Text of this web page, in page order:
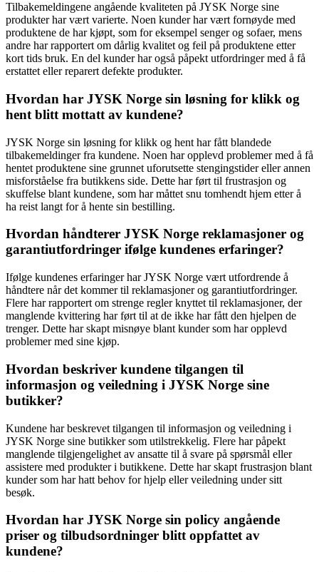
Tilbakemeldingene angående kvaliteten på JYSK Norge sine
produkter har vært varierte. Noen kunder har vært fornøyde med
produktene de har kjøpt, som for eksempel senger og sofaer, mens
andre har rapportert om dårlig kvalitet og feil på produktene etter
kort tids bruk. En del kunder har også påpekt utfordringer med å få
erstattet eller reparert defekte produkter.
Hvordan har JYSK Norge sin løsning for klikk og
hent blitt mottatt av kundene?
JYSK Norge sin løsning for klikk og hent har fått blandede
tilbakemeldinger fra kundene. Noen har opplevd problemer med å få
hentet produktene sine grunnet uforutsette stengingstider eller annen
misforståelse fra butikkens side. Dette har ført til frustrasjon og
skuffelse blant kundene, som har måttet snu tomhendt hjem etter å
ha reist langt for å hente sin bestilling.
Hvordan håndterer JYSK Norge reklamasjoner og
garantiutfordringer ifølge kundenes erfaringer?
Ifølge kundenes erfaringer har JYSK Norge vært utfordrende å
håndtere når det kommer til reklamasjoner og garantiutfordringer.
Flere har rapportert om strenge regler knyttet til reklamasjoner, der
manglende kvittering har ført til at de ikke har fått den hjelpen de
trenger. Dette har skapt misnøye blant kunder som har opplevd
problemer med sine kjøp.
Hvordan beskriver kundene tilgangen til
informasjon og veiledning i JYSK Norge sine
butikker?
Kundene har beskrevet tilgangen til informasjon og veiledning i
JYSK Norge sine butikker som utilstrekkelig. Flere har påpekt
manglende tilgjengelighet av ansatte til å svare på spørsmål eller
assistere med produkter i butikkene. Dette har skapt frustrasjon blant
kunder som har hatt behov for hjelp eller veiledning under sitt
besøk.
Hvordan har JYSK Norge sin policy angående
priser og tilbudsordninger blitt oppfattet av
kundene?